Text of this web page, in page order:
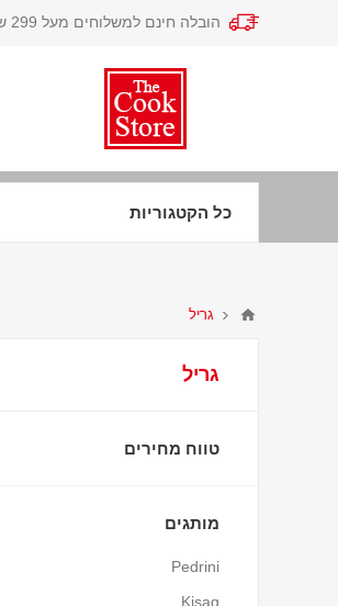
הובלה חינם למשלוחים מעל 299 ש"ח
כל הקטגוריות
גריל
גריל
טווח מחירים
מותגים
Pedrini
Kisag